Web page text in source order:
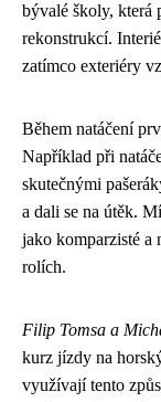
bývalé školy, která
rekonstrukcí.
zatímco exteriéry
Během natáčení
Například při
skutečnými
a dali se na útěk.
jako komparzisté a
rolích.
Filip Tomsa a
kurz jízdy na
využívají tento